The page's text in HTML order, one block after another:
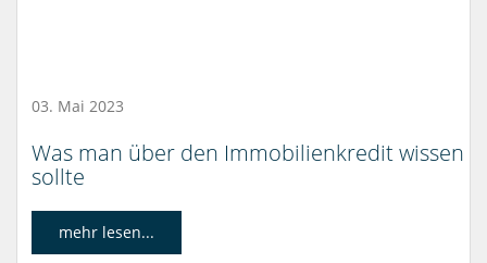
03. Mai 2023
Was man über den Immobilienkredit wissen
sollte
mehr lesen...